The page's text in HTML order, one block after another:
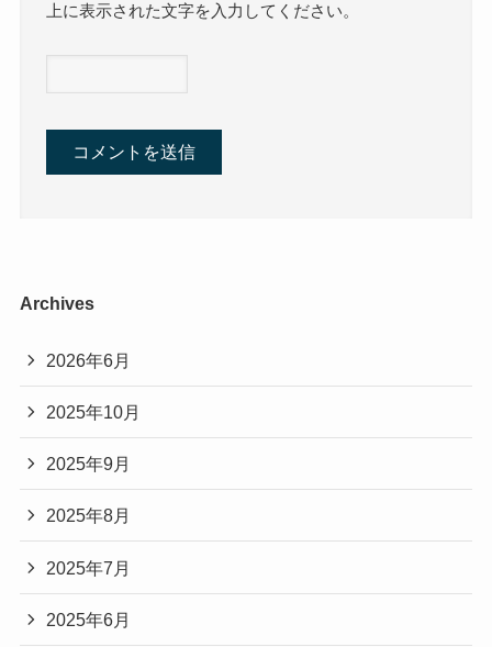
上に表示された文字を入力してください。
Archives
2026年6月
2025年10月
2025年9月
2025年8月
2025年7月
2025年6月